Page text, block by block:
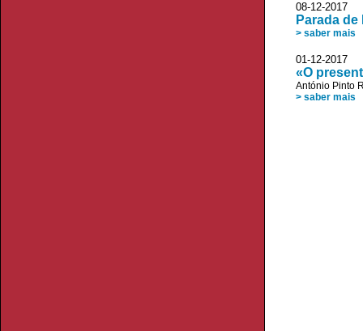
08-12-2017
Parada
> saber mais
01-12-
«O
António Pinto
> saber mais